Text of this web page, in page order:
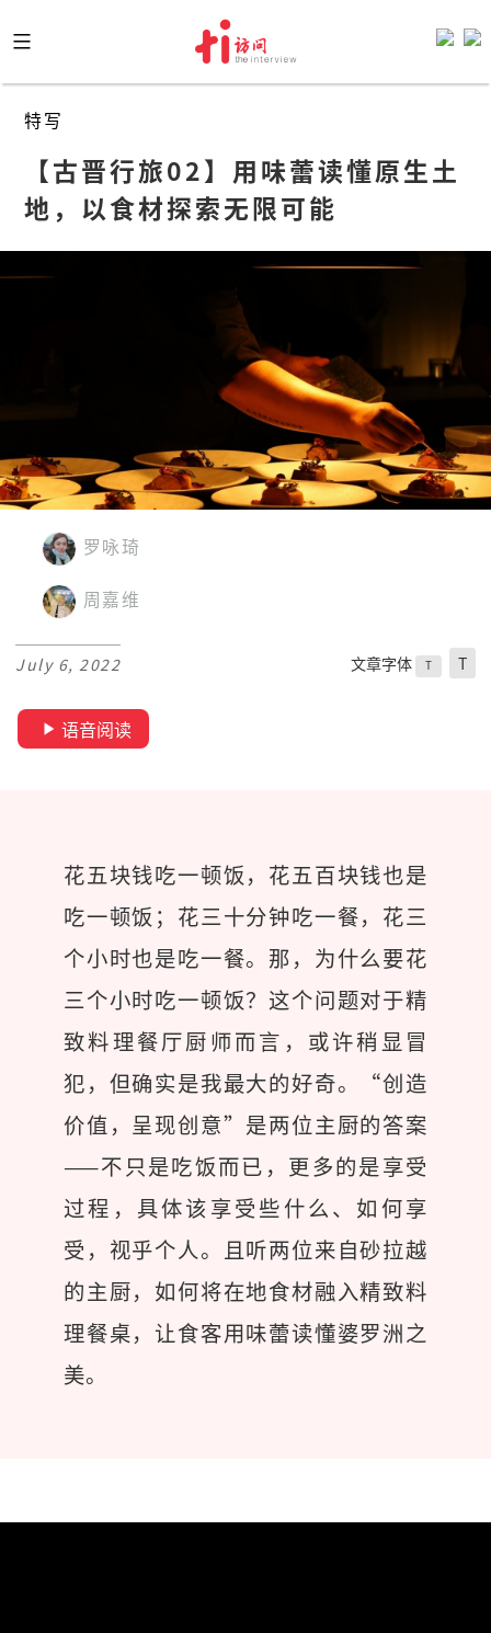
to
content
特写
【古晋行旅02】用味蕾读懂原生土
地，以食材探索无限可能
罗咏琦
周嘉维
July 6, 2022 文章字体 T T
语音阅读
花五块钱吃一顿饭，花五百块钱也是
吃一顿饭；花三十分钟吃一餐，花三
个小时也是吃一餐。那，为什么要花
三个小时吃一顿饭？这个问题对于精
致料理餐厅厨师而言，或许稍显冒
犯，但确实是我最大的好奇。“创造
价值，呈现创意”是两位主厨的答案
——不只是吃饭而已，更多的是享受
过程，具体该享受些什么、如何享
受，视乎个人。且听两位来自砂拉越
的主厨，如何将在地食材融入精致料
理餐桌，让食客用味蕾读懂婆罗洲之
美。